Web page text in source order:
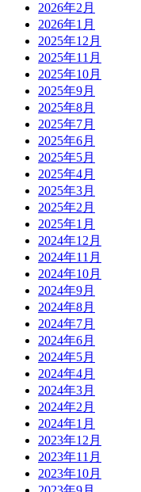
2026年2月
2026年1月
2025年12月
2025年11月
2025年10月
2025年9月
2025年8月
2025年7月
2025年6月
2025年5月
2025年4月
2025年3月
2025年2月
2025年1月
2024年12月
2024年11月
2024年10月
2024年9月
2024年8月
2024年7月
2024年6月
2024年5月
2024年4月
2024年3月
2024年2月
2024年1月
2023年12月
2023年11月
2023年10月